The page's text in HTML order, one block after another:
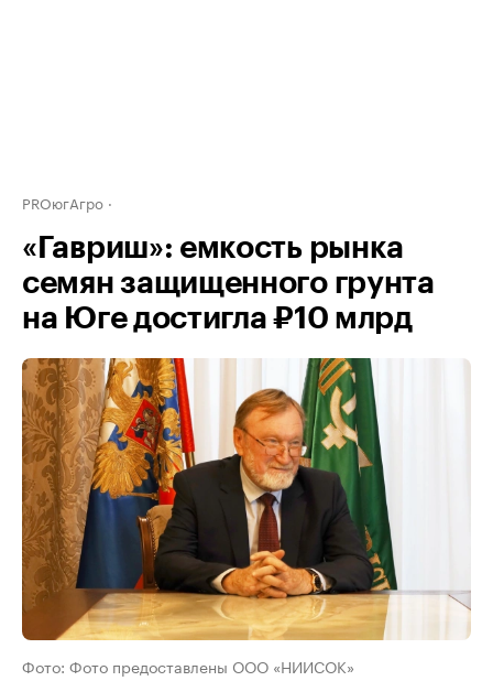
PROюгАгро
«Гавриш»: емкость рынка
семян защищенного грунта
на Юге достигла ₽10 млрд
Фото: Фото предоставлены ООО «НИИСОК»